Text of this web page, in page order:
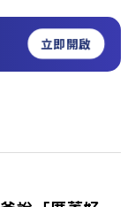
立即開啟